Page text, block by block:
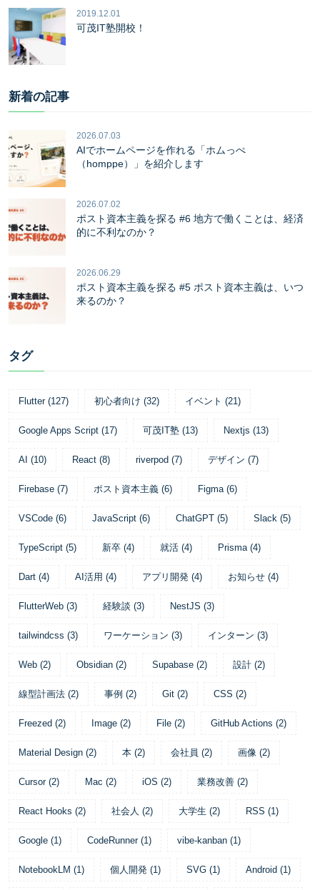
2019.12.01
可茂IT塾開校！
新着の記事
2026.07.03
AIでホームページを作れる「ホムっぺ
（homppe）」を紹介します
2026.07.02
ポスト資本主義を探る #6 地方で働くことは、経済
的に不利なのか？
2026.06.29
ポスト資本主義を探る #5 ポスト資本主義は、いつ
来るのか？
タグ
Flutter (127) 初心者向け (32) イベント (21)
Google Apps Script (17) 可茂IT塾 (13) Nextjs (13)
AI (10) React (8) riverpod (7) デザイン (7)
Firebase (7) ポスト資本主義 (6) Figma (6)
VSCode (6) JavaScript (6) ChatGPT (5) Slack (5)
TypeScript (5) 新卒 (4) 就活 (4) Prisma (4)
Dart (4) AI活用 (4) アプリ開発 (4) お知らせ (4)
FlutterWeb (3) 経験談 (3) NestJS (3)
tailwindcss (3) ワーケーション (3) インターン (3)
Web (2) Obsidian (2) Supabase (2) 設計 (2)
線型計画法 (2) 事例 (2) Git (2) CSS (2)
Freezed (2) Image (2) File (2) GitHub Actions (2)
Material Design (2) 本 (2) 会社員 (2) 画像 (2)
Cursor (2) Mac (2) iOS (2) 業務改善 (2)
React Hooks (2) 社会人 (2) 大学生 (2) RSS (1)
Google (1) CodeRunner (1) vibe-kanban (1)
NotebookLM (1) 個人開発 (1) SVG (1) Android (1)